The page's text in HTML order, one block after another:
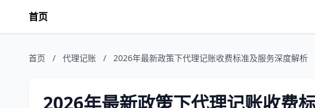
首页
首页 / 代理记账 / 2026年最新政策下代理记账收费标准及服务深度解析
2026年最新政策下代理记账收费